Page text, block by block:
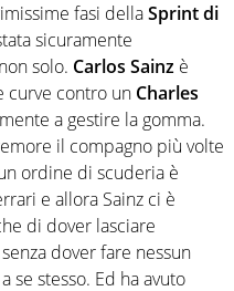
fasi dellaSprint di
sicuramente
solo. Carlos Sainz è
curve contro un Charles
a gestire la gomma.
il compagno più volte
ordine di scuderia è
e allora Sainz ci è
di dover lasciare
dover fare nessun
se stesso. Ed ha avuto